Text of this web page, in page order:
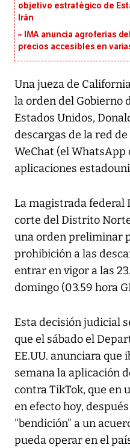
objetivo estratégico de
Irán
IMA anuncia agroferias
precios accesibles en
Una jueza de
la orden del Gobierno
Estados Unidos,
descargas de la red
WeChat (el WhatsApp
aplicaciones
La magistrada federal
corte del Distrito
una orden preliminar
prohibición a las
entrar en vigor a las
domingo (03.59 hora
Esta decisión judicial
que el sábado el
EE.UU. anunciara que
semana la aplicación
contra TikTok, que en
en efecto hoy,
"bendición" a un
pueda operar en el